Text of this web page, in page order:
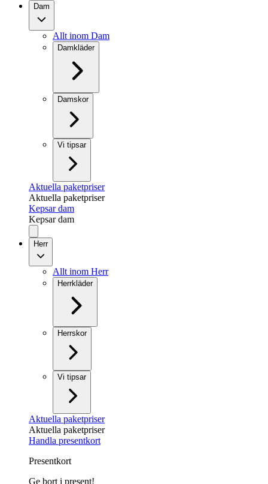
Dam
Allt inom Dam
Damkläder
Damskor
Vi tipsar
Aktuella paketpriser
Aktuella paketpriser
Kepsar dam
Kepsar dam
Herr
Allt inom Herr
Herrkläder
Herrskor
Vi tipsar
Aktuella paketpriser
Aktuella paketpriser
Handla presentkort
Presentkort
Ge bort i present!